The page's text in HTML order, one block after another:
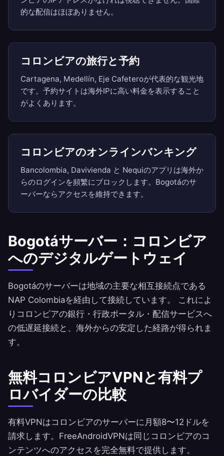
的な配信はほぼありません。
コロンビアの旅行と予約
Cartagena, Medellín, Eje Cafeteroが代表的な観光地
です。予約サイトは海外IPに高い料金を表示すること
がよくあります。
コロンビアのオンラインバンキング
Bancolombia, Davivienda と Nequiのアプリは海外か
らのログインを頻繁にブロックします。Bogotáのサ
ーバーならアクセスを維持できます。
Bogotáサーバー：コロンビア
へのデジタルゲートウェイ
Bogotáのサーバーは地域の主要な相互接続点である
NAP Colombiaを経由して接続しています。 これによ
りコロンビアの銀行・行政ポータル・配信サービスへ
の低遅延接続と、海外からの安定した経路が得られま
す。
無料コロンビアVPNと有料プ
ロバイダーの比較
有料VPNはコロンビアのサーバーに月額8〜12ドルを
請求します。 FreeAndroidVPNは同じコロンビアのコ
ンテンツへのアクセスを完全無料で提供します。